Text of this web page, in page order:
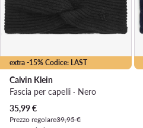
extra -15% Codice: LAST
Calvin Klein
Fascia per capelli · Nero
Prezzo attuale
35,99€
Prezzo regolare39,95 €